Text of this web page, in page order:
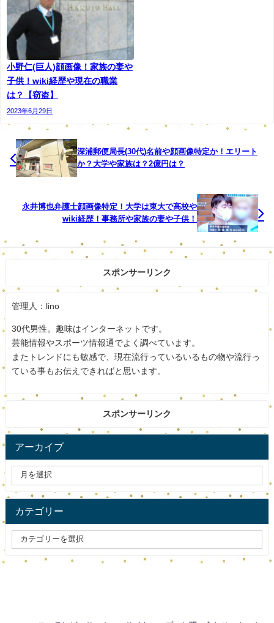
付近で、この中学校のセーラー服を着てショートヘ
アのカツラをかぶった杉本容疑者を男性教諭が発
見。杉本容疑者はその後、校舎２階の男子トイレま
で逃走しましたが、男性教諭に身柄を取り押さえら
れました。 調べに対し杉本容疑者は、「間違いあ
りません」と容疑を認めています。周辺の中学校や
大学でも杉本容疑者とみられるセーラー服姿の男が
目撃されていて、警察は盗み目的で学校への侵入を
繰り返していたとみて、余罪を追及しています。
いい歳して何を考えているんでしょか。
会社員という事で普段は真面目に働いて裏に顔があるのか
もしれませんね。
被害になった小学生は恐怖だったと思います。
他にも余罪がありそうですね。
しっかり認めて反省してほしいですね。
スポンサードリンク
小野仁(巨人)顔画像！家族の妻や
子供！wiki経歴や現在の職業
は？【窃盗】
2023年6月29日
深浦郵便局長(30代)名前や顔画像特定か！エリート
か？大学や家族は？2億円は？
永井博也弁護士顔画像特定！大学は東大で高校や
wiki経歴！事務所や家族の妻や子供！
スポンサーリンク
管理人：lino
30代男性。趣味はインターネットです。
芸能情報やスポーツ情報通でよく調べています。
またトレンドにも敏感で、現在流行っているいるもの物や流行っ
ている事もお伝えできればと思います。
スポンサーリンク
アーカイブ
カテゴリー